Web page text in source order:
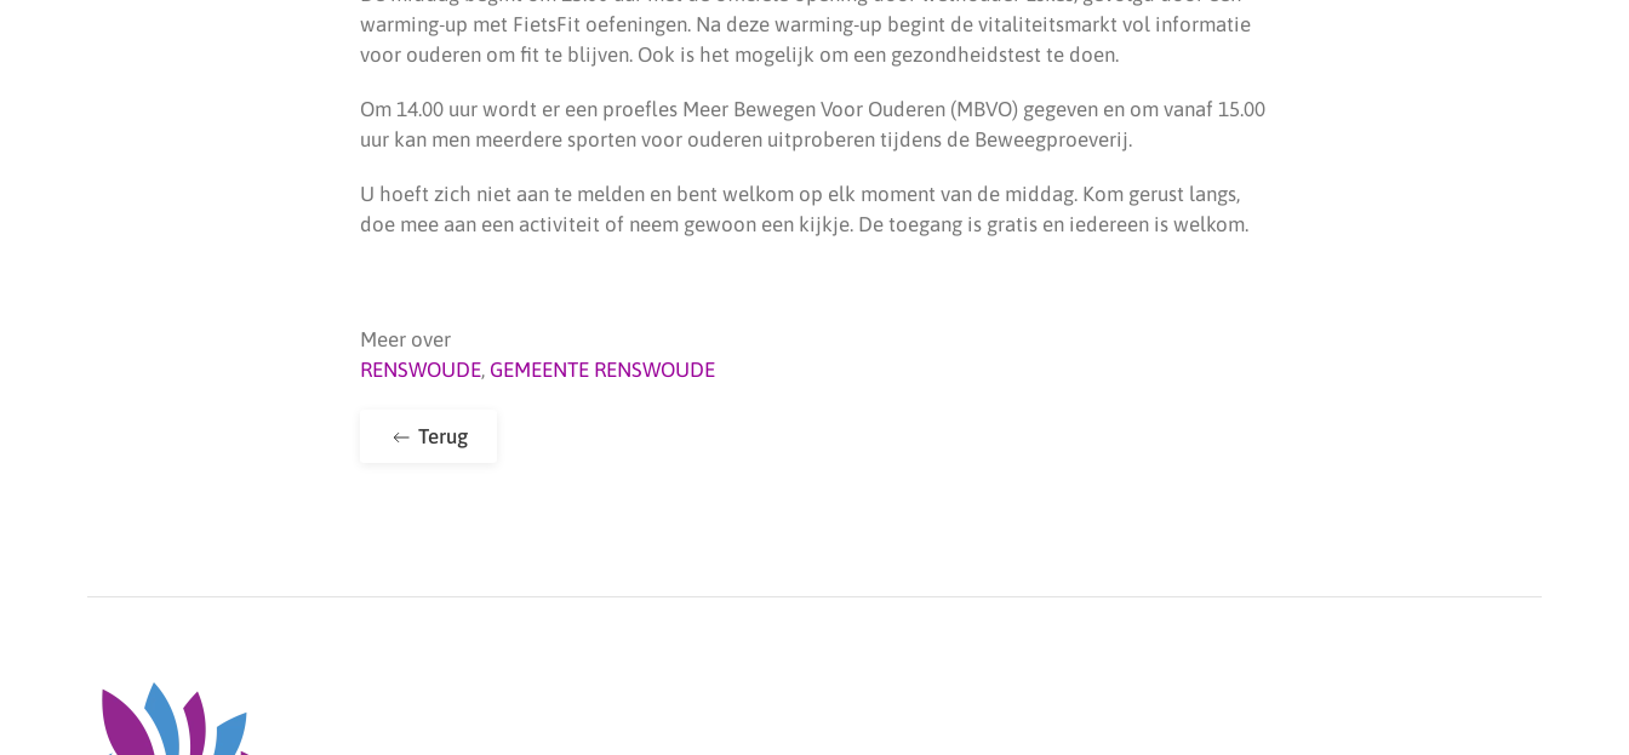
warming-up met FietsFit oefeningen. Na deze warming-up begint de vitaliteitsmarkt vol informatie
voor ouderen om fit te blijven. Ook is het mogelijk om een gezondheidstest te doen.
Om 14.00 uur wordt er een proefles Meer Bewegen Voor Ouderen (MBVO) gegeven en om vanaf 15.00
uur kan men meerdere sporten voor ouderen uitproberen tijdens de Beweegproeverij.
U hoeft zich niet aan te melden en bent welkom op elk moment van de middag. Kom gerust langs,
doe mee aan een activiteit of neem gewoon een kijkje. De toegang is gratis en iedereen is welkom.
Meer over
RENSWOUDE, GEMEENTE RENSWOUDE
Terug